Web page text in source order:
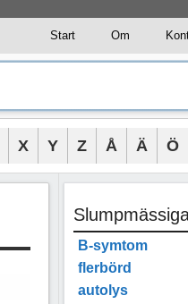
Start Om
X Y Z Å Ä Ö
B-symtom
flerbörd
autolys